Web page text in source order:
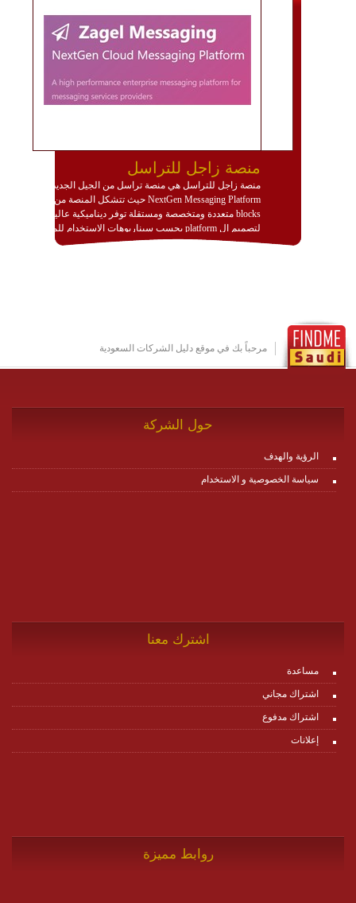
منصة زاجل للتراسل
منصة زاجل للتراسل هي منصة تراسل من الجيل الجديد
NextGen Messaging Platform حيث تتشكل المنصة من
blocks متعددة ومتخصصة ومستقلة توفر ديناميكية عالية
لتصميم ال platform بحسب سيناريوهات الاستخدام للمنصة
وتتوافق مع النشر والاستثمار ضمن بيئة استضافة dedicated
http://www.plutosms.com/zagel
مرحباً بك في موقع دليل الشركات السعودية
حول الشركة
الرؤية والهدف
سياسة الخصوصية و الاستخدام
اشترك معنا
مساعدة
اشتراك مجاني
اشتراك مدفوع
إعلانات
روابط مميزة